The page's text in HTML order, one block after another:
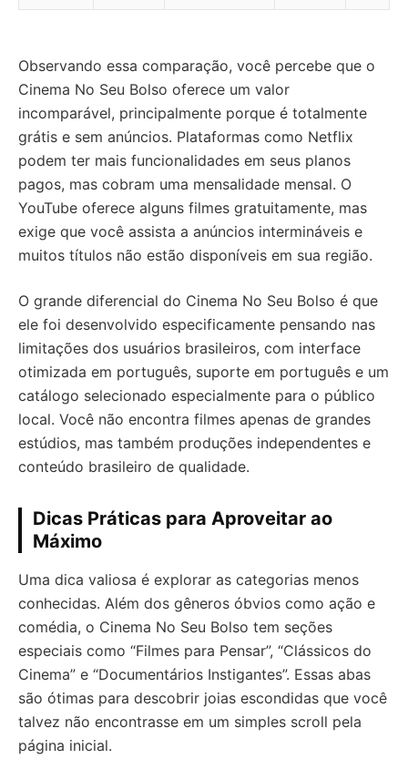
Observando essa comparação, você percebe que o
Cinema No Seu Bolso oferece um valor
incomparável, principalmente porque é totalmente
grátis e sem anúncios. Plataformas como Netflix
podem ter mais funcionalidades em seus planos
pagos, mas cobram uma mensalidade mensal. O
YouTube oferece alguns filmes gratuitamente, mas
exige que você assista a anúncios intermináveis e
muitos títulos não estão disponíveis em sua região.
O grande diferencial do Cinema No Seu Bolso é que
ele foi desenvolvido especificamente pensando nas
limitações dos usuários brasileiros, com interface
otimizada em português, suporte em português e um
catálogo selecionado especialmente para o público
local. Você não encontra filmes apenas de grandes
estúdios, mas também produções independentes e
conteúdo brasileiro de qualidade.
Dicas Práticas para Aproveitar ao
Máximo
Uma dica valiosa é explorar as categorias menos
conhecidas. Além dos gêneros óbvios como ação e
comédia, o Cinema No Seu Bolso tem seções
especiais como “Filmes para Pensar”, “Clássicos do
Cinema” e “Documentários Instigantes”. Essas abas
são ótimas para descobrir joias escondidas que você
talvez não encontrasse em um simples scroll pela
página inicial.